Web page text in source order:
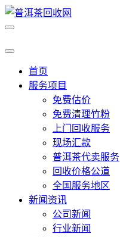
首页
服务项目
免费估价
免费清理竹粉
上门回收服务
现场汇款
普洱茶代卖服务
回收价格公道
全国服务地区
新闻资讯
公司新闻
行业新闻